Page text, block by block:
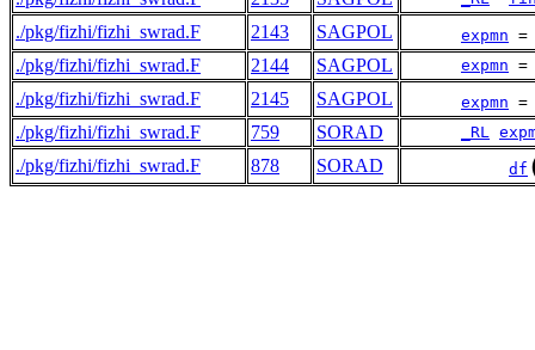
./pkg/fizhi/fizhi_swrad.F 2143 SAGPOL expmn
./pkg/fizhi/fizhi_swrad.F 2144 SAGPOL expmn
./pkg/fizhi/fizhi_swrad.F 2145 SAGPOL expmn
./pkg/fizhi/fizhi_swrad.F 759 SORAD _RL
./pkg/fizhi/fizhi_swrad.F 878 SORAD df